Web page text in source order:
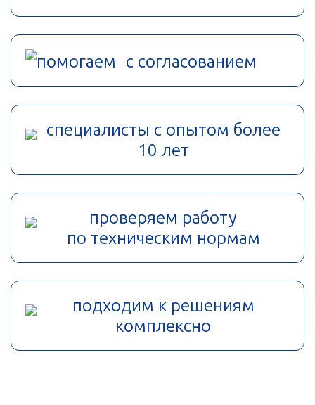
помогаем с согласованием
специалисты с опытом более
10 лет
проверяем работу
по техническим нормам
подходим к решениям
комплексно